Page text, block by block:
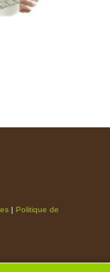
| Politique de